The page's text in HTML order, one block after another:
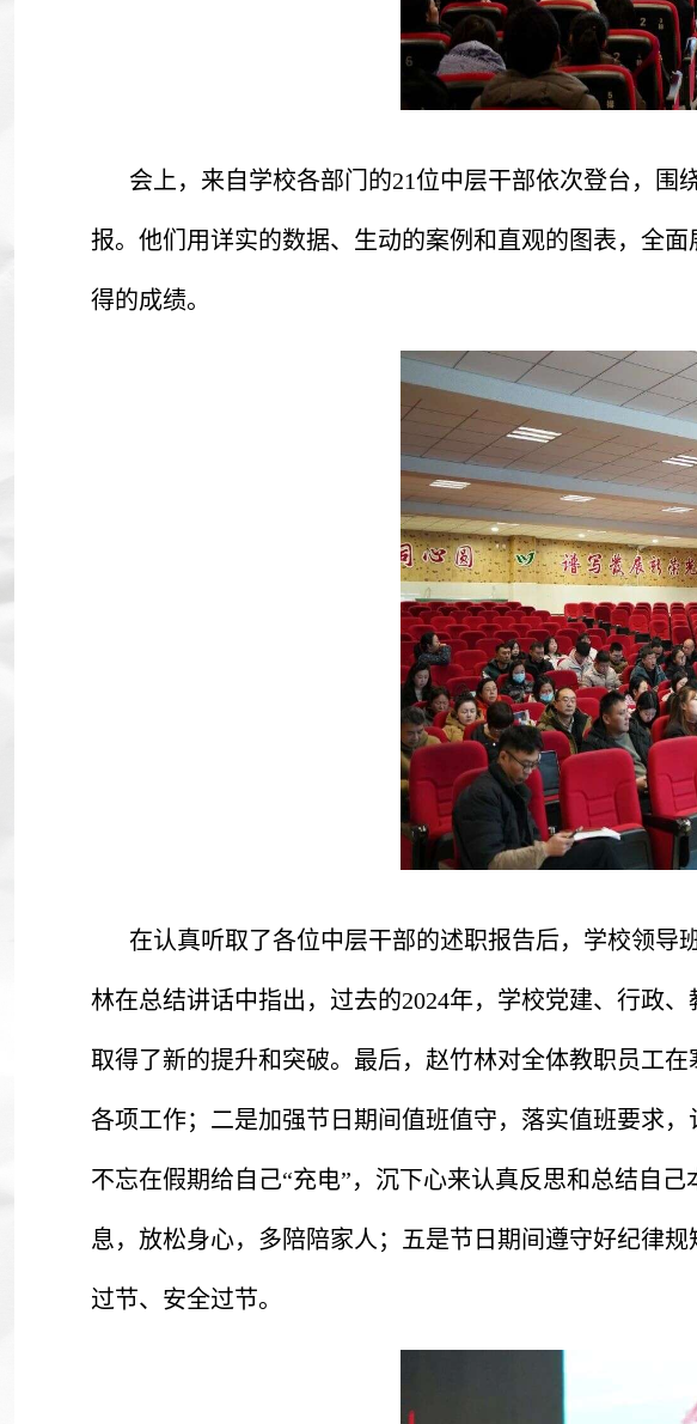
会上，来自学校各部门的21位中层干部依次登台，围
报。他们用详实的数据、生动的案例和直观的图表，全
得的成绩。
在认真听取了各位中层干部的述职报告后，学校领
林在总结讲话中指出，过去的2024年，学校党建、行政
取得了新的提升和突破。最后，赵竹林对全体教职员工
各项工作；二是加强节日期间值班值守，落实值班要求
不忘在假期给自己“充电”，沉下心来认真反思和总结自
息，放松身心，多陪陪家人；五是节日期间遵守好纪律
过节、安全过节。